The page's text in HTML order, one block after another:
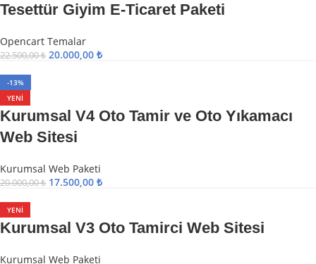
Tesettür Giyim E-Ticaret Paketi
Opencart Temalar
22.500,00₺ 20.000,00 ₺
-13%
YENI
Kurumsal V4 Oto Tamir ve Oto Yıkamacı
Web Sitesi
Kurumsal Web Paketi
20.000,00₺ 17.500,00 ₺
YENI
Kurumsal V3 Oto Tamirci Web Sitesi
Kurumsal Web Paketi